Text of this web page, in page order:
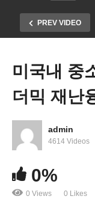
PREV VIDEO
아 구인난 심화’
미국내 중
더믹 재난
admin
4614 Videos
0%
0 Views 0 Likes